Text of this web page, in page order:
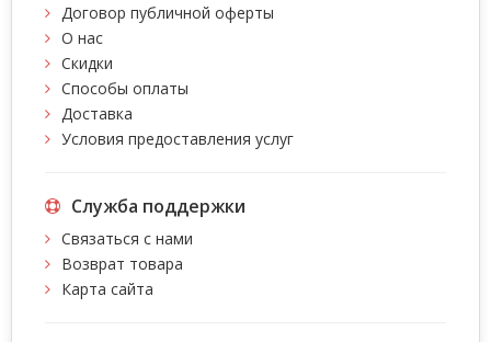
Договор публичной оферты
О нас
Скидки
Способы оплаты
Доставка
Условия предоставления услуг
Служба поддержки
Связаться с нами
Возврат товара
Карта сайта